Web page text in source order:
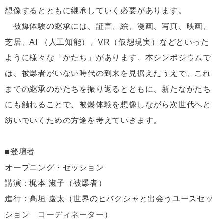
想像するとともに継承していく必要があります。
被爆体験の継承には、証言、絵、漫画、写真、映画、
芝居、AI （人工知能）、VR（仮想現実）などといった
ように様々な「かたち」があります。本シンポジウムで
は、被爆者がいない時代の到来を見据えたうえで、これ
までの継承のかたちを振り返るとともに、新たなかたち
にも触れることで、被爆体験を想像しながら次世代へと
紡いでいくための方途を考えていきます。
■登壇者
オープニング・セッション
講演：梶本 淑子（被爆者）
進行：髙垣 慶太（世界のヒバクシャと出会うユースセッ
ション コーディネーター）